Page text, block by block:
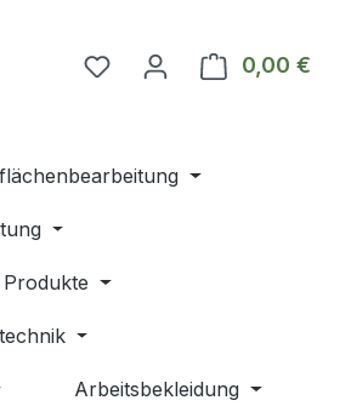
Du hast 0 Produkte auf
0,00 €
Arbeitsbekleidung